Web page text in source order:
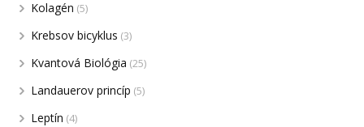
Kolagén (5)
Krebsov bicyklus (3)
Kvantová Biológia (25)
Landauerov princíp (5)
Leptín (4)